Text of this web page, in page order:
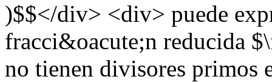
)$$</div> <div> puede
fracci&oacute;n reducida
no tienen divisores primos